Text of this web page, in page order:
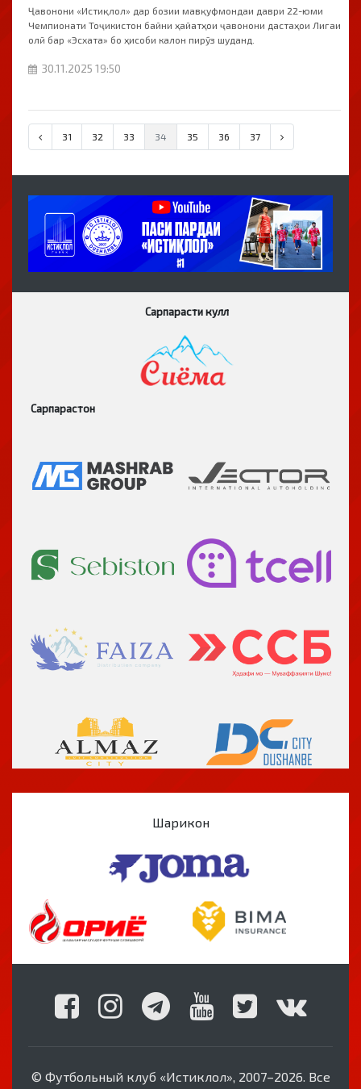
Ҷавонони «Истиқлол» дар бозии мавқуфмондаи даври 22-юми
Чемпионати Тоҷикистон байни ҳайатҳои ҷавонони дастаҳои Лигаи
олӣ бар «Эсхата» бо ҳисоби калон пирӯз шуданд.
30.11.2025 19:50
31 32 33 34 35 36 37
Сарпарасти кулл
Сарпарастон
Шарикон
© Футбольный клуб «Истиклол», 2007–2026. Все